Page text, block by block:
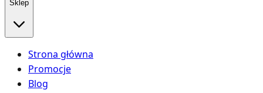
Sklep
Strona główna
Promocje
Blog